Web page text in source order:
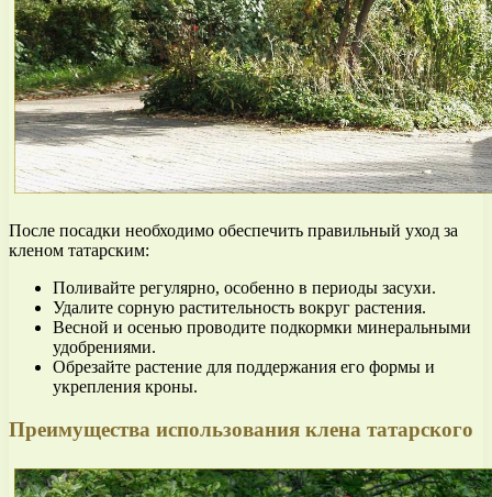
После посадки необходимо обеспечить правильный уход за
кленом татарским:
Поливайте регулярно, особенно в периоды засухи.
Удалите сорную растительность вокруг растения.
Весной и осенью проводите подкормки минеральными
удобрениями.
Обрезайте растение для поддержания его формы и
укрепления кроны.
Преимущества использования клена татарского